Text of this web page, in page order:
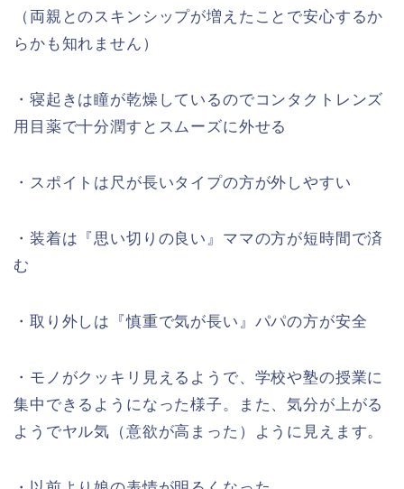
（両親とのスキンシップが増えたことで安心するか
らかも知れません）
・寝起きは瞳が乾燥しているのでコンタクトレンズ
用目薬で十分潤すとスムーズに外せる
・スポイトは尺が長いタイプの方が外しやすい
・装着は『思い切りの良い』ママの方が短時間で済
む
・取り外しは『慎重で気が長い』パパの方が安全
・モノがクッキリ見えるようで、学校や塾の授業に
集中できるようになった様子。また、気分が上がる
ようでヤル気（意欲が高まった）ように見えます。